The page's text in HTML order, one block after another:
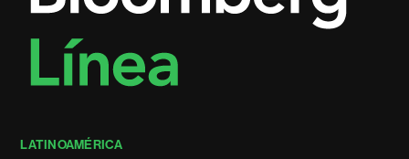
LATINOAMÉRICA